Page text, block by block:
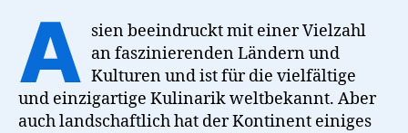
A sien beeindruckt mit einer Vielzahl
an faszinierenden Ländern und
Kulturen und ist für die vielfältige
und einzigartige Kulinarik weltbekannt. Aber
auch landschaftlich hat der Kontinent einiges